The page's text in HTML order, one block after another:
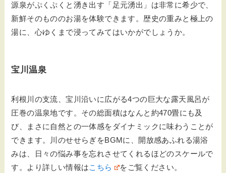
源泉がぷくぷくと湧き出す「足元湧出」は非常に希少で、
新鮮そのもののお湯を体験できます。歴史の重みと極上の
湯に、心ゆくまで浸ってみてはいかがでしょうか。
宝川温泉
利根川の支流、宝川沿いに広がる4つの巨大な露天風呂が
圧巻の温泉地です。その総面積はなんと約470畳にも及
び、まさに自然との一体感をダイナミックに味わうことが
できます。川のせせらぎをBGMに、開放感あふれる湯浴
みは、日々の悩み事を忘れさせてくれるほどのスケールで
す。より詳しい情報はこちら をご覧ください。